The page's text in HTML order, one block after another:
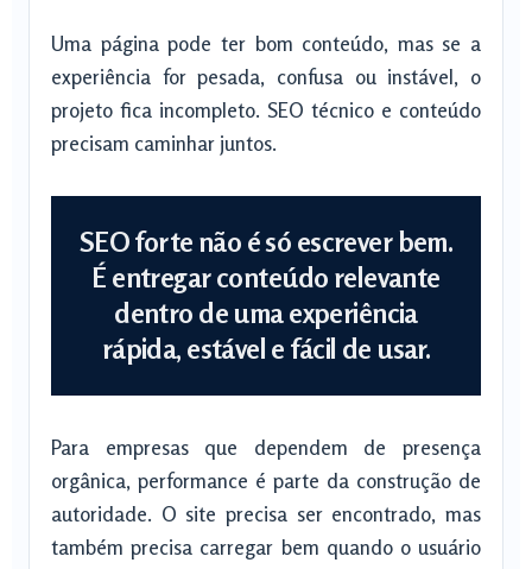
Uma página pode ter bom conteúdo, mas se a
experiência for pesada, confusa ou instável, o
projeto fica incompleto. SEO técnico e conteúdo
precisam caminhar juntos.
SEO forte não é só escrever bem.
É entregar conteúdo relevante
dentro de uma experiência
rápida, estável e fácil de usar.
Para empresas que dependem de presença
orgânica, performance é parte da construção de
autoridade. O site precisa ser encontrado, mas
também precisa carregar bem quando o usuário